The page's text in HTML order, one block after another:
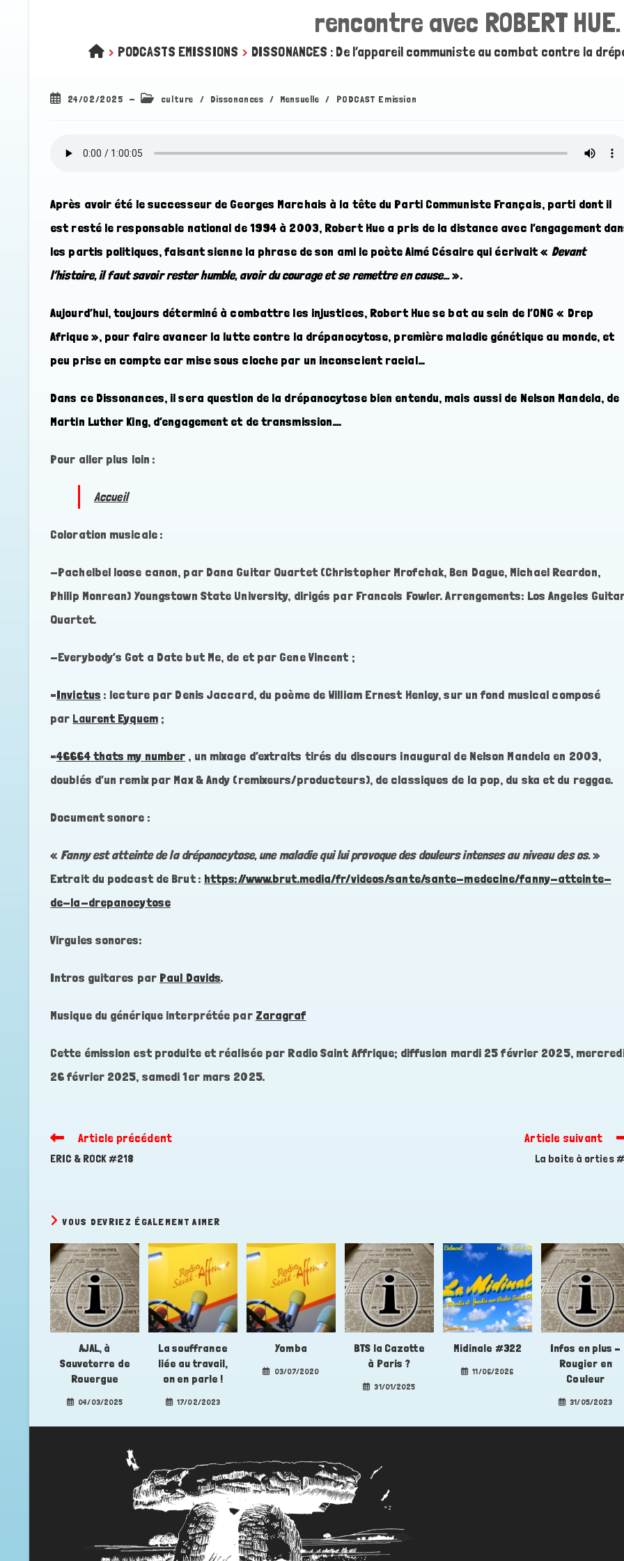
rencontre avec ROBERT HUE.
> PODCASTS EMISSIONS > DISSONANCES : De l’appareil communiste au combat contre la
Publication
24/02/2025
Post culture / Dissonances / Mensuelle / PODCAST Emission
Après avoir été le successeur de Georges Marchais à la tête du Parti Communiste Français, parti dont il
est resté le responsable national de 1994 à 2003, Robert Hue a pris de la distance avec l’engagement
les partis politiques, faisant sienne la phrase de son ami le poète Aimé Césaire qui écrivait « Devant
l’histoire, il faut savoir rester humble, avoir du courage et se remettre en cause…».
Aujourd’hui, toujours déterminé à combattre les injustices, Robert Hue se bat au sein de l’ONG « Drep
Afrique », pour faire avancer la lutte contre la drépanocytose, première maladie génétique au monde, et
peu prise en compte car mise sous cloche par un inconscient racial…
Dans ce Dissonances, il sera question de la drépanocytose bien entendu, mais aussi de Nelson Mandela, de
Martin Luther King, d’engagement et de transmission….
Pour aller plus loin :
Accueil
Coloration musicale :
-Pachelbel loose canon, par Dana Guitar Quartet (Christopher Mrofchak, Ben Dague, Michael Reardon,
Philip Monrean) Youngstown State University, dirigés par Francois Fowler. Arrengements: Los Angeles
Quartet.
-Everybody’s Got a Date but Me, de et par Gene Vincent ;
–Invictus : lecture par Denis Jaccard, du poème de William Ernest Henley, sur un fond musical composé
par Laurent Eyquem;
–46664 thats my number , un mixage d’extraits tirés du discours inaugural de Nelson Mandela en 2003,
doublés d’un remix par Max & Andy (remixeurs/producteurs), de classiques de la pop, du ska et du reggae.
Document sonore :
«Fanny est atteinte de la drépanocytose, une maladie qui lui provoque des douleurs intenses au niveau des os.»
Extrait du podcast de Brut : https://www.brut.media/fr/videos/sante/sante-medecine/fanny-atteinte-
de-la-drepanocytose
Virgules sonores:
Intros guitares par Paul Davids.
Musique du générique interprétée parZaragraf
Cette émission est produite et réalisée par Radio Saint Affrique; diffusion mardi 25 février 2025,
26 février 2025, samedi 1er mars 2025.
Read
articles
Article précédent
ERIC & ROCK #218
Article suivant
La boite à orties
VOUS DEVRIEZ ÉGALEMENT AIMER
AJAL, à
Sauveterre de
Rouergue
04/03/2025
La souffrance
liée au travail,
on en parle !
17/02/2023
Yomba
03/07/2020
BTS la Cazotte
à Paris ?
31/01/2025
Midinale #322
11/06/2026
Infos en plus –
Rougier en
Couleur
31/05/2023